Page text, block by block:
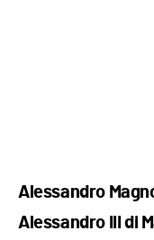
Alessandro
Alessandro III di